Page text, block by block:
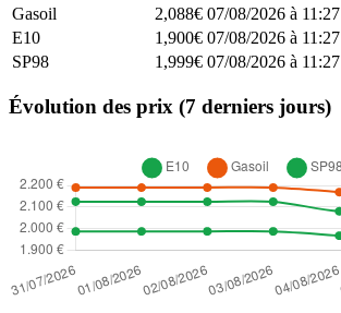
Gasoil
2,088€ 07/08/2026 à 11:27
E10
1,900€ 07/08/2026 à 11:27
SP98
1,999€ 07/08/2026 à 11:27
Évolution des prix (7 derniers jours)